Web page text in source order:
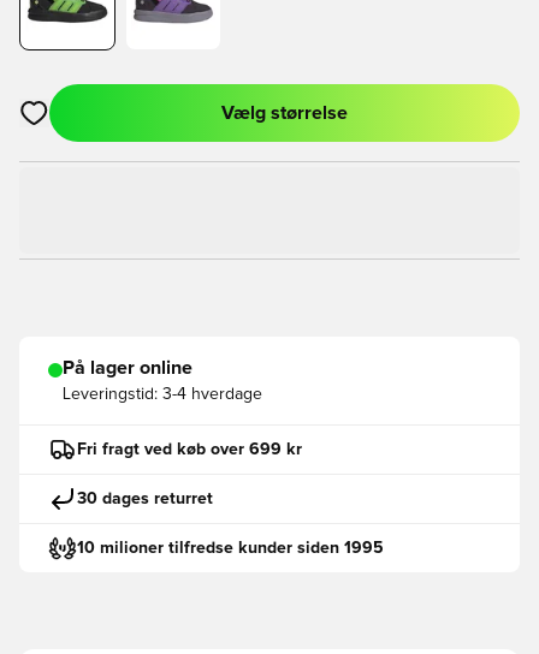
Åbner en Modal til at logge ind eller tilmelde dig som medlem
Vælg størrelse
På lager online
Leveringstid: 3-4 hverdage
Fri fragt ved køb over 699 kr
30 dages returret
10 milioner tilfredse kunder siden 1995